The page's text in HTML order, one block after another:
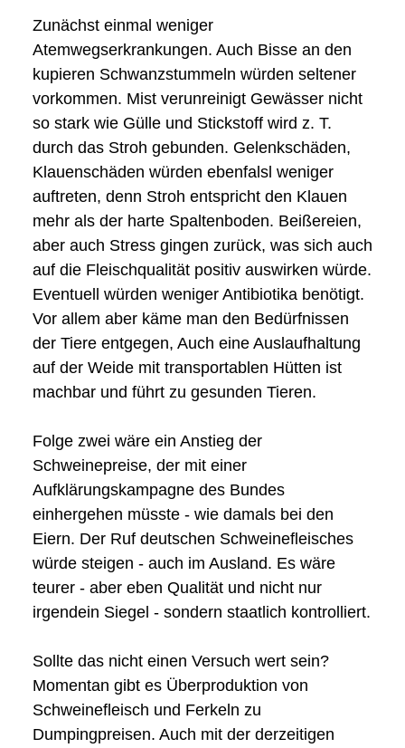
Zunächst einmal weniger
Atemwegserkrankungen. Auch Bisse an den
kupieren Schwanzstummeln würden seltener
vorkommen. Mist verunreinigt Gewässer nicht
so stark wie Gülle und Stickstoff wird z. T.
durch das Stroh gebunden. Gelenkschäden,
Klauenschäden würden ebenfalsl weniger
auftreten, denn Stroh entspricht den Klauen
mehr als der harte Spaltenboden. Beißereien,
aber auch Stress gingen zurück, was sich auch
auf die Fleischqualität positiv auswirken würde.
Eventuell würden weniger Antibiotika benötigt.
Vor allem aber käme man den Bedürfnissen
der Tiere entgegen, Auch eine Auslaufhaltung
auf der Weide mit transportablen Hütten ist
machbar und führt zu gesunden Tieren.
Folge zwei wäre ein Anstieg der
Schweinepreise, der mit einer
Aufklärungskampagne des Bundes
einhergehen müsste - wie damals bei den
Eiern. Der Ruf deutschen Schweinefleisches
würde steigen - auch im Ausland. Es wäre
teurer - aber eben Qualität und nicht nur
irgendein Siegel - sondern staatlich kontrolliert.
Sollte das nicht einen Versuch wert sein?
Momentan gibt es Überproduktion von
Schweinefleisch und Ferkeln zu
Dumpingpreisen. Auch mit der derzeitigen